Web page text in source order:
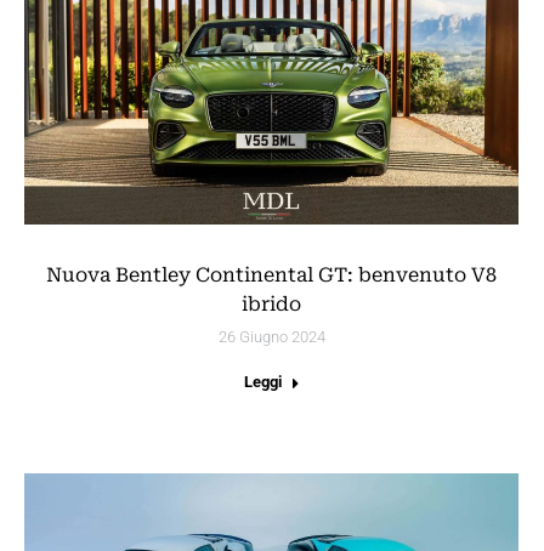
Nuova Bentley Continental GT: benvenuto V8
ibrido
26 Giugno 2024
Leggi